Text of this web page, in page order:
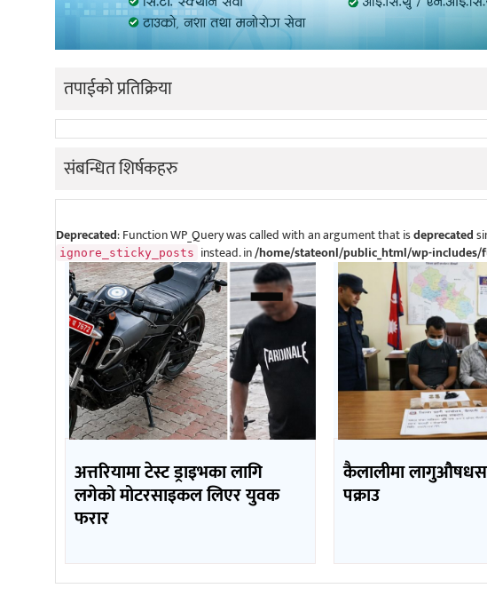
तपाईको प्रतिक्रिया
संबन्धित शिर्षकहरु
Deprecated: Function WP_Query was called with an argument that isdeprecated
ignore_sticky_posts instead. in/home/stateonl/public_html/wp-includes/
अत्तरियामा टेस्ट ड्राइभका लागि
लगेको मोटरसाइकल लिएर युवक
फरार
कैलालीमा
पक्राउ